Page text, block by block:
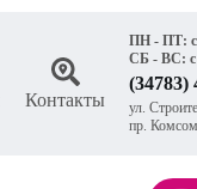
Контакты
ПН - ПТ: с
СБ - ВС: с
(34783)
ул.
пр.